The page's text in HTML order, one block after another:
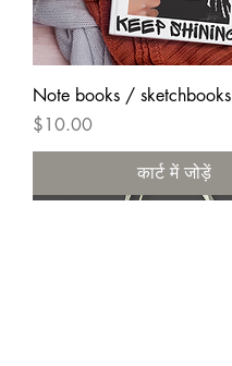
Note books / sketchbooks
मूल्य
$10.00
कार्ट में जोड़ें